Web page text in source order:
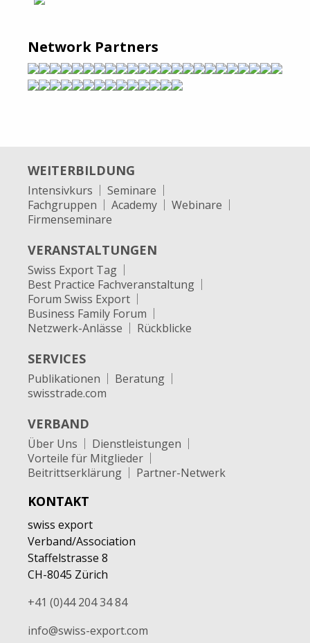
Network Partners
WEITERBILDUNG
Intensivkurs
Seminare
Fachgruppen
Academy
Webinare
Firmenseminare
VERANSTALTUNGEN
Swiss Export Tag
Best Practice Fachveranstaltung
Forum Swiss Export
Business Family Forum
Netzwerk-Anlässe
Rückblicke
SERVICES
Publikationen
Beratung
swisstrade.com
VERBAND
Über Uns
Dienstleistungen
Vorteile für Mitglieder
Beitrittserklärung
Partner-Netwerk
KONTAKT
swiss export
Verband/Association
Staffelstrasse 8
CH-8045 Zürich
+41 (0)44 204 34 84
info@swiss-export.com